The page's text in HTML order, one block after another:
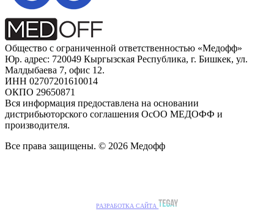
Общество с ограниченной ответственностью «Медофф»
Юр. адрес: 720049 Кыргызская Республика, г. Бишкек, ул.
Малдыбаева 7, офис 12.
ИНН 02707201610014
ОКПО 29650871
Вся информация предоставлена на основании
дистрибьюторского соглашения ОсОО МЕДОФФ и
производителя.
Все права защищены. © 2026 Медофф
РАЗРАБОТКА САЙТА